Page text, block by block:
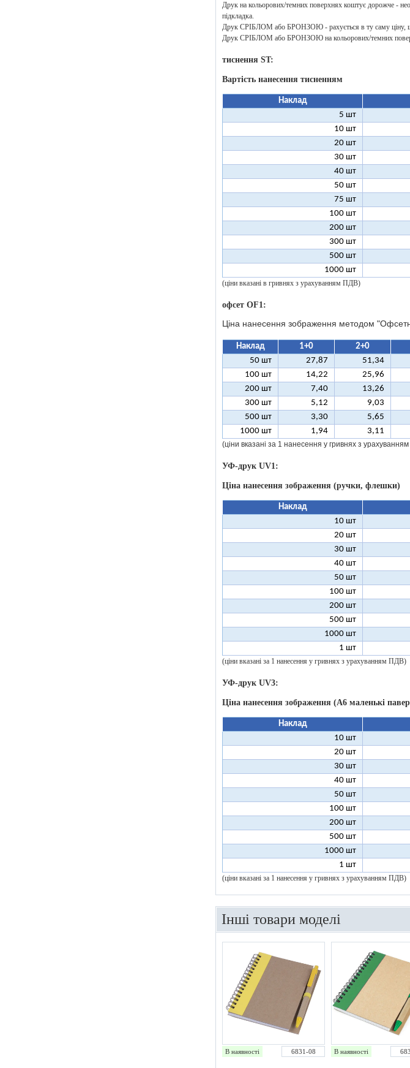
Друк на кольорових/темних поверхнях коштує дорожче -
підкладка.
Друк СРІБЛОМ або БРОНЗОЮ - рахується в ту саму ціну,
Друк СРІБЛОМ або БРОНЗОЮ на кольорових/темних
тиснення ST:
Вартість нанесення тисненням
Наклад
5 шт
10 шт
20 шт
30 шт
40 шт
50 шт
75 шт
100 шт
200 шт
300 шт
500 шт
1000 шт
(ціни вказані в гривнях з урахуванням ПДВ)
офсет OF1:
Ціна нанесення зображення методом
Наклад 1+0 2+0
50 шт
27,87 51,34
100 шт
14,22 25,96
200 шт
7,40 13,26
300 шт
5,12 9,03
500 шт
3,30 5,65
1000 шт
1,94 3,11
(ціни вказані за 1 нанесення у гривнях з
УФ-друк UV1:
Ціна нанесення зображення (ручки, флешки)
Наклад
10 шт
20 шт
30 шт
40 шт
50 шт
100 шт
200 шт
500 шт
1000 шт
1 шт
(ціни вказані за 1 нанесення у гривнях з урахуванням ПДВ)
УФ-друк UV3:
Ціна нанесення зображення (А6 маленькі
Наклад
10 шт
20 шт
30 шт
40 шт
50 шт
100 шт
200 шт
500 шт
1000 шт
1 шт
(ціни вказані за 1 нанесення у гривнях з урахуванням ПДВ)
Інші товари моделі
В наявності 6831-08 В наявності